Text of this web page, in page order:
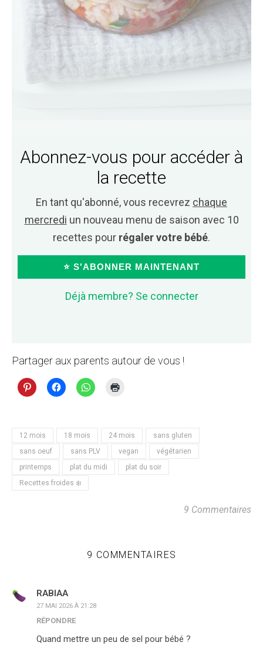
Abonnez-vous pour accéder à
la recette
En tant qu'abonné, vous recevrez chaque
mercredi un nouveau menu de saison avec 10
recettes pour régaler votre bébé.
⭐ S'ABONNER MAINTENANT
Déjà membre? Se connecter
Partager aux parents autour de vous !
12 mois 18 mois 24 mois
sans gluten
sans oeuf
sans PLV vegan
végétarien
printemps
plat du midi
plat du soir
Recettes froides ❄️
9 Commentaires
9 COMMENTAIRES
RABIAA
27 MAI 2026 À 21:28
RÉPONDRE
Quand mettre un peu de sel pour bébé ?